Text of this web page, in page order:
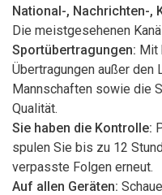
National-, Nachrichten-,
Die meistgesehenen
Sportübertragungen: Mit
Übertragungen außer
Mannschaften sowie die
Qualität.
Sie haben die Kontrolle:
spulen Sie bis zu 12
verpasste Folgen erneut.
Auf allen Geräten: